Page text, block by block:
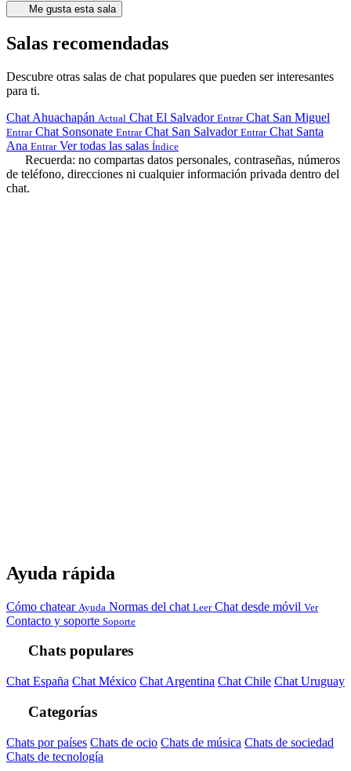
Me gusta esta sala
Salas recomendadas
Descubre otras salas de chat populares que pueden ser interesantes
para ti.
Chat Ahuachapán Actual Chat El Salvador Entrar Chat San Miguel
Entrar Chat Sonsonate Entrar Chat San Salvador Entrar Chat Santa
Ana Entrar Ver todas las salas Índice
Recuerda: no compartas datos personales, contraseñas, números
de teléfono, direcciones ni cualquier información privada dentro del
chat.
Ayuda rápida
Cómo chatear Ayuda Normas del chat Leer Chat desde móvil Ver
Contacto y soporte Soporte
Chats populares
Chat España Chat México Chat Argentina Chat Chile Chat Uruguay
Categorías
Chats por países Chats de ocio Chats de música Chats de sociedad
Chats de tecnología